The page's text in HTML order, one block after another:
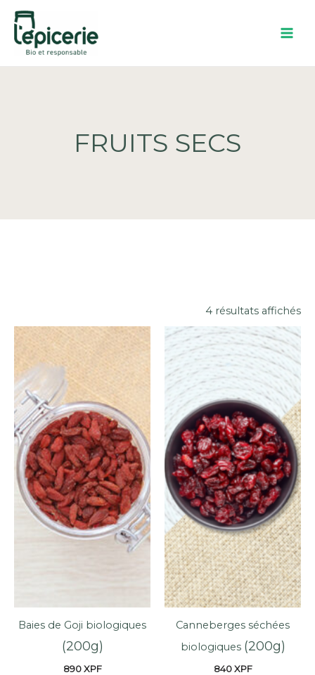
Aller
contenu
FRUITS SECS
4 résultats affichés
Baies de Goji biologiques
(200g)
890XPF
Canneberges séchées
biologiques (200g)
840XPF